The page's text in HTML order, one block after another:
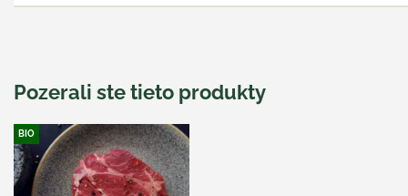
Pozerali ste tieto produkty
BIO